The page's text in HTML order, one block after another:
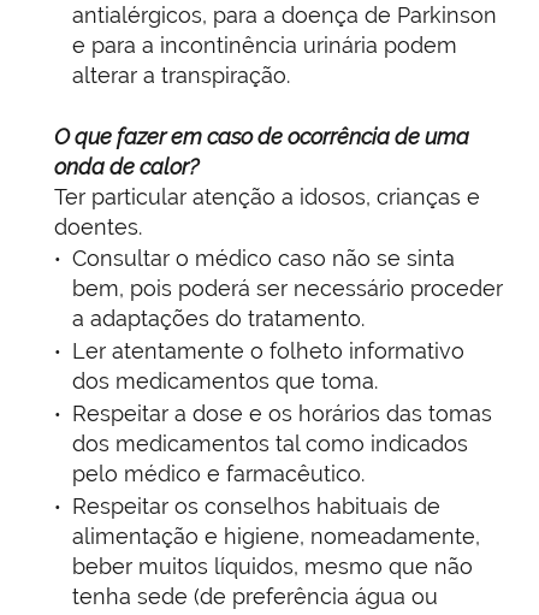
antialérgicos, para a doença de Parkinson
e para a incontinência urinária podem
alterar a transpiração.
O que fazer em caso de ocorrência de uma
onda de calor?
Ter particular atenção a idosos, crianças e
doentes.
Consultar o médico caso não se sinta
bem, pois poderá ser necessário proceder
a adaptações do tratamento.
Ler atentamente o folheto informativo
dos medicamentos que toma.
Respeitar a dose e os horários das tomas
dos medicamentos tal como indicados
pelo médico e farmacêutico.
Respeitar os conselhos habituais de
alimentação e higiene, nomeadamente,
beber muitos líquidos, mesmo que não
tenha sede (de preferência água ou